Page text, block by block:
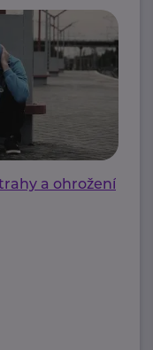
a ohrožení